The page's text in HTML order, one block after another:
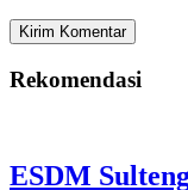
Rekomendasi
ESDM